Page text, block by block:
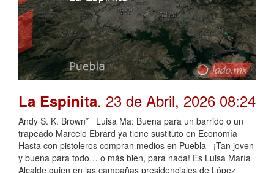
La Espinita. 23 de Abril, 2026 08:24
Andy S. K. Brown* Luisa Ma: Buena para un barrido o un
trapeado Marcelo Ebrard ya tiene sustituto en Economía
Hasta con pistoleros compran medios en Puebla ¡Tan joven
y buena para todo… o más bien, para nada! Es Luisa María
Alcalde quien en las campañas presidenciales de López